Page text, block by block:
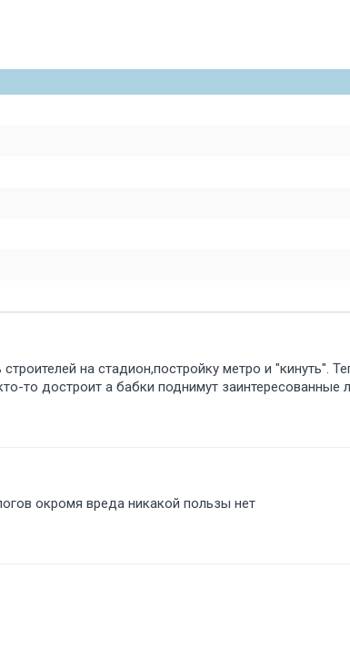
на стадион,постройку метро и "кинуть".
то достроит а бабки поднимут заинтересованные
окромя вреда никакой пользы нет